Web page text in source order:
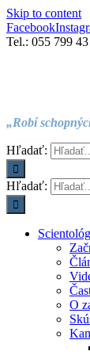
Skip to content
Facebook
Tel.: 055 799
„Robí
Hľadať:
Hľadať:
O